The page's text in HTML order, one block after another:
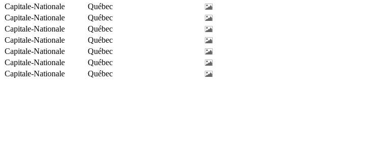
Capitale-Nationale
Québec
Capitale-Nationale
Québec
Capitale-Nationale
Québec
Capitale-Nationale
Québec
Capitale-Nationale
Québec
Capitale-Nationale
Québec
Capitale-Nationale Québec